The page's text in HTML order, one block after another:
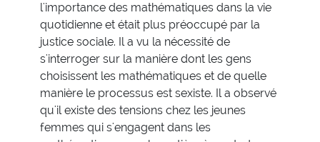
l'importance des mathématiques dans la vie
quotidienne et était plus préoccupé par la
justice sociale. Il a vu la nécessité de
s'interroger sur la manière dont les gens
choisissent les mathématiques et de quelle
manière le processus est sexiste. Il a observé
qu'il existe des tensions chez les jeunes
femmes qui s'engagent dans les